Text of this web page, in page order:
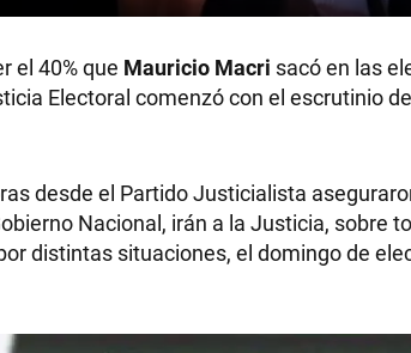
el 40% que Mauricio Macri sacó en las
Electoral comenzó con el escrutinio
desde el Partido Justicialista
Nacional, irán a la Justicia, sobre
distintas situaciones, el domingo de